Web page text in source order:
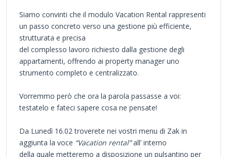
Siamo convinti che il modulo Vacation Rental rappresenti
un passo concreto verso una gestione più efficiente,
strutturata e precisa
del complesso lavoro richiesto dalla gestione degli
appartamenti, offrendo ai property manager uno
strumento completo e centralizzato.
Vorremmo però che ora la parola passasse a voi:
testatelo e fateci sapere cosa ne pensate!
Da Lunedì 16.02 troverete nei vostri menu di Zak in
aggiunta la voce “Vacation rental”all’ interno
della quale metteremo a disposizione un pulsantino per